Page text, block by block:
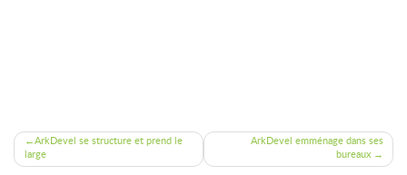
Navigation
de
ArkDevel se structure et prend le
large
ArkDevel emménage dans ses
bureaux